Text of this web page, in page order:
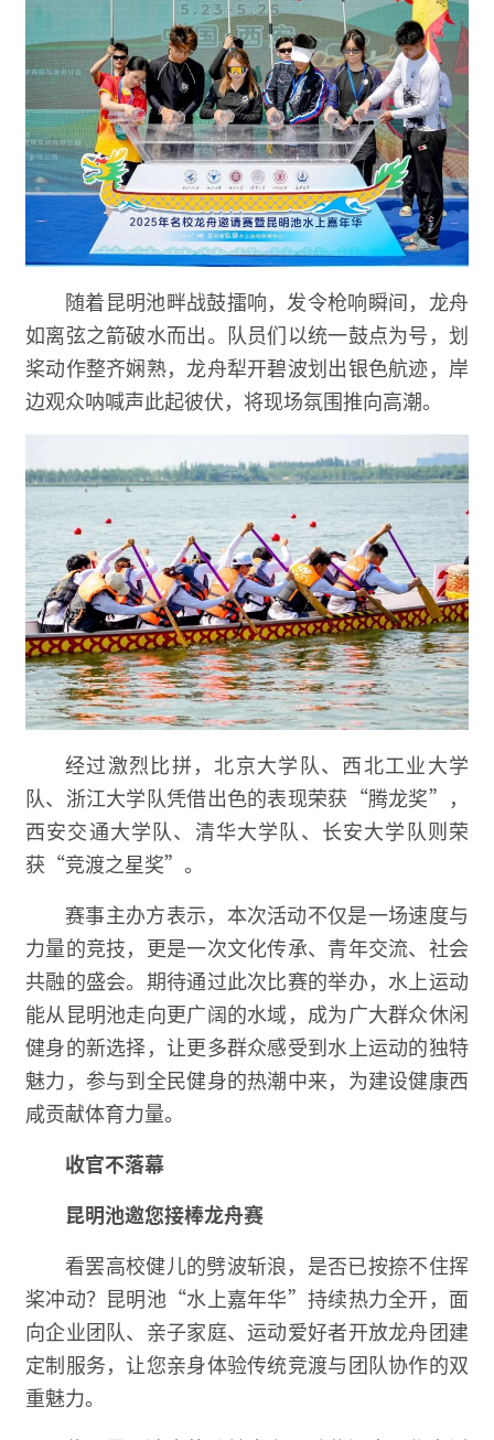
随着昆明池畔战鼓擂响，发令枪响瞬间，龙舟
如离弦之箭破水而出。队员们以统一鼓点为号，划
桨动作整齐娴熟，龙舟犁开碧波划出银色航迹，岸
边观众呐喊声此起彼伏，将现场氛围推向高潮。
经过激烈比拼，北京大学队、西北工业大学
队、浙江大学队凭借出色的表现荣获“腾龙奖”，
西安交通大学队、清华大学队、长安大学队则荣
获“竞渡之星奖”。
赛事主办方表示，本次活动不仅是一场速度与
力量的竞技，更是一次文化传承、青年交流、社会
共融的盛会。期待通过此次比赛的举办，水上运动
能从昆明池走向更广阔的水域，成为广大群众休闲
健身的新选择，让更多群众感受到水上运动的独特
魅力，参与到全民健身的热潮中来，为建设健康西
咸贡献体育力量。
收官不落幕
昆明池邀您接棒龙舟赛
看罢高校健儿的劈波斩浪，是否已按捺不住挥
桨冲动？昆明池“水上嘉年华”持续热力全开，面
向企业团队、亲子家庭、运动爱好者开放龙舟团建
定制服务，让您亲身体验传统竞渡与团队协作的双
重魅力。